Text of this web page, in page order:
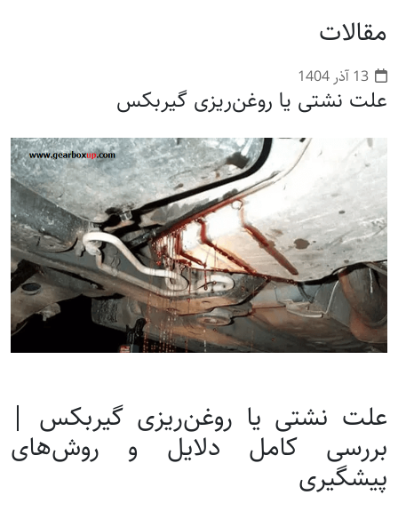
مقالات
13 آذر 1404
علت نشتی یا روغن‌ریزی گیربکس
علت نشتی یا روغن‌ریزی گیربکس |
بررسی کامل دلایل و روش‌های
پیشگیری